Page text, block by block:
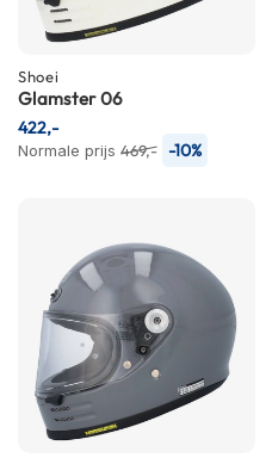
C
b
o
n
h
n
d
u
r
o
Shoei
Glamster 06
Normale prijs 469,- -10%
422,-